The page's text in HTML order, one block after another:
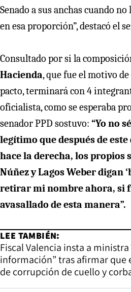
Senado a sus anchas cuando
en esa proporción”, destacó el
Consultado por si la
Hacienda, que fue el motivo
pacto, terminará con 4
oficialista, como se esperaba
senador PPD sostuvo: “Yo no
legítimo que después de
hace la derecha, los propios
Núñez y Lagos Weber digan
retirar mi nombre ahora, si
avasallado de esta manera”.
LEE TAMBIÉN:
Fiscal Valencia insta a
información” tras afirmar que
de corrupción de cuello y